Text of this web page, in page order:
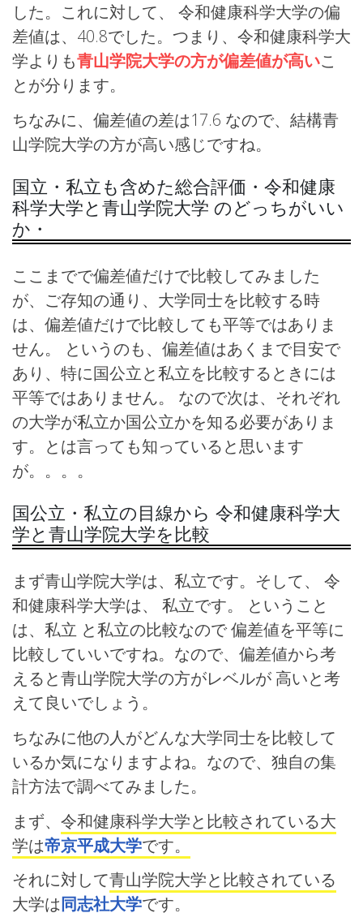
した。これに対して、 令和健康科学大学の偏
差値は、40.8でした。つまり、令和健康科学大
学よりも青山学院大学の方が偏差値が高いこ
とが分ります。
ちなみに、偏差値の差は17.6 なので、結構青
山学院大学の方が高い感じですね。
国立・私立も含めた総合評価・令和健康
科学大学と青山学院大学 のどっちがいい
か・
ここまでで偏差値だけで比較してみました
が、ご存知の通り、大学同士を比較する時
は、偏差値だけで比較しても平等ではありま
せん。 というのも、偏差値はあくまで目安で
あり、特に国公立と私立を比較するときには
平等ではありません。 なので次は、それぞれ
の大学が私立か国公立かを知る必要がありま
す。とは言っても知っていると思います
が。。。。
国公立・私立の目線から 令和健康科学大
学と青山学院大学を比較
まず青山学院大学は、私立です。そして、 令
和健康科学大学は、 私立です。 ということ
は、私立 と私立の比較なので 偏差値を平等に
比較していいですね。なので、偏差値から考
えると青山学院大学の方がレベルが 高いと考
えて良いでしょう。
ちなみに他の人がどんな大学同士を比較して
いるか気になりますよね。なので、独自の集
計方法で調べてみました。
まず、 令和健康科学大学と比較されている大
学は帝京平成大学です。
それに対して青山学院大学と比較されている
大学は同志社大学です。